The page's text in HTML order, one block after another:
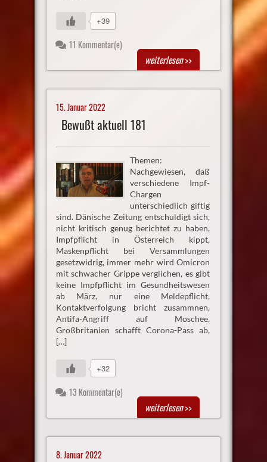
+39
11 Kommentar(e)
weiterlesen>>
15. Januar 2022
Bewußt aktuell 181
Themen:
Nachgewiesen, daß
verschiedene Impf-
Chargen
unterschiedlich giftig
sind. Dänische Zeitung entschuldigt sich,
nicht kritisch genug berichtet zu haben,
Impfpflicht in Österreich kippt,
Maskenpflicht bei Versammlungen
gesetzwidrig, immer mehr wird Omicron
mit schwacher Grippe verglichen, es gibt
keine Impfpflicht im Gesundheitswesen
ab März, nur eine Meldepflicht,
Kontaktverfolgung bricht zusammnen,
Antifa-Angriff auf Moschee,
Großbritanien schafft Corona-Pass ab,
[…]
+32
13 Kommentar(e)
weiterlesen>>
8. Januar 2022